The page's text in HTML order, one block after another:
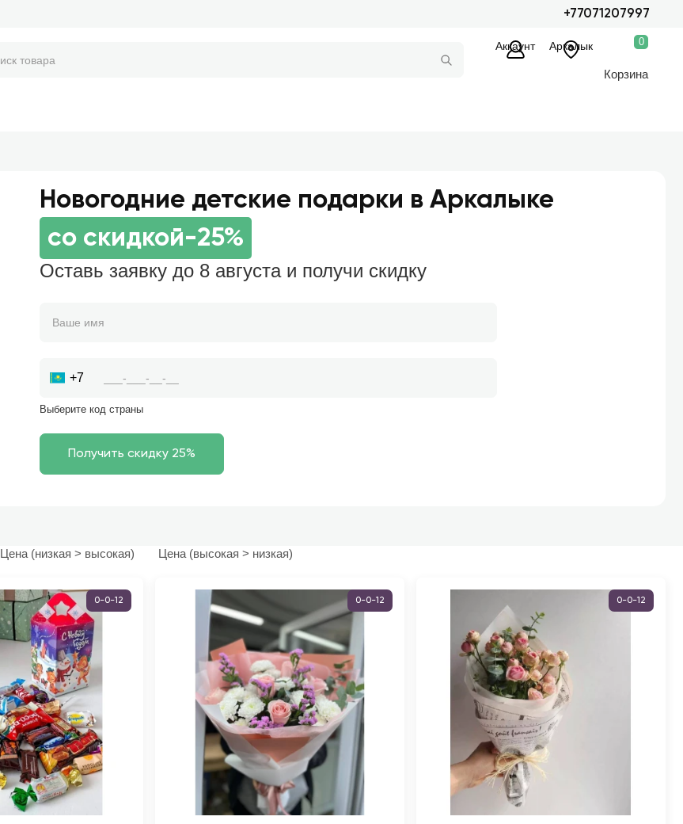
+77071207997
Аккаунт Аркалык 0
Корзина
Новогодние детские подарки в Аркалыке
со скидкой-25%
Оставь заявку до 8 августа и получи скидку
+7
Выберите код страны
Цена (низкая > высокая) Цена (высокая > низкая)
0-0-12 0-0-12 0-0-12